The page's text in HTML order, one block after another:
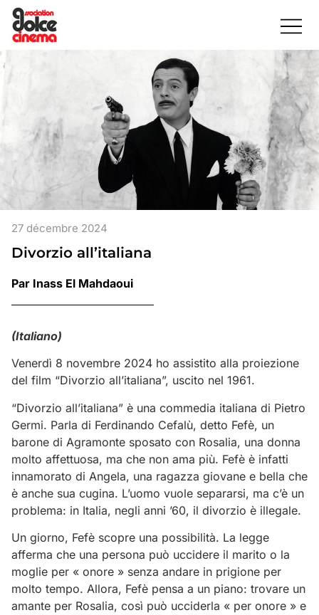
27 décembre 2024
Divorzio all’italiana
Par Inass El Mahdaoui
(Italiano)
Venerdì 8 novembre 2024 ho assistito alla proiezione
del film “Divorzio all’italiana”, uscito nel 1961.
“Divorzio all’italiana” è una commedia italiana di Pietro
Germi. Parla di Ferdinando Cefalù, detto Fefè, un
barone di Agramonte sposato con Rosalia, una donna
molto affettuosa, ma che non ama più. Fefè è infatti
innamorato di Angela, una ragazza giovane e bella che
è anche sua cugina. L’uomo vuole separarsi, ma c’è un
problema: in Italia, negli anni ’60, il divorzio è illegale.
Un giorno, Fefè scopre una possibilità. La legge
afferma che una persona può uccidere il marito o la
moglie per « onore » senza andare in prigione per
molto tempo. Allora, Fefè pensa a un piano: trovare un
amante per Rosalia, così può ucciderla « per onore » e